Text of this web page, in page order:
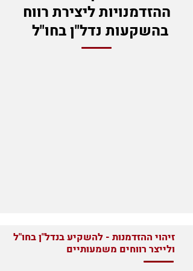
ההזדמנויות ליצירת רווח
בהשקעות נדל"ן בחו"ל
זיהוי ההזדמנות - להשקיע בנדל"ן בחו"ל
ולייצר רווחים משמעותיים